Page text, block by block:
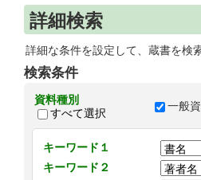
詳細検索
詳細な条件を設定して、蔵書を検
検索条件
資料種別
すべて選択
一般
キーワード１
キーワード２